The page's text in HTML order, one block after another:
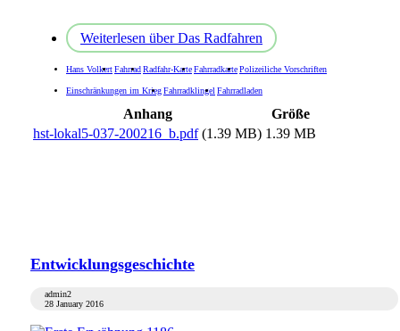
Weiterlesen über Das Radfahren
Hans VolkertFahrradRadfahr-KarteFahrradkartePolizeiliche Vorschriften
Einschränkungen im KriegFahrradklingel Fahrradladen
Anhang
Größe
hst-lokal5-037-200216_b.pdf (1.39 MB) 1.39 MB
Entwicklungsgeschichte
admin2
28 January 2016